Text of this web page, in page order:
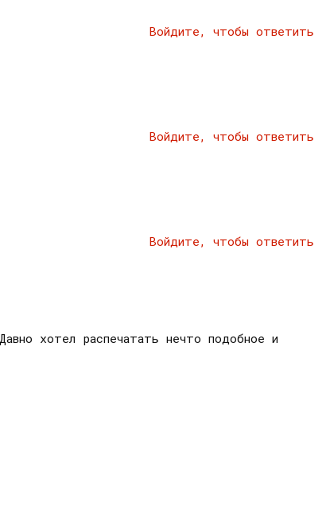
Войдите, чтобы ответить
Войдите, чтобы ответить
хотел распечатать нечто подобное и
Войдите, чтобы ответить